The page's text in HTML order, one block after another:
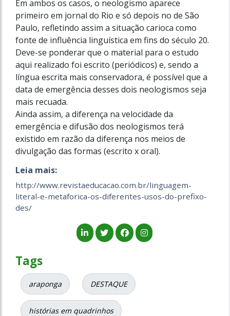
Em ambos os casos, o neologismo aparece
primeiro em jornal do Rio e só depois no de São
Paulo, refletindo assim a situação carioca como
fonte de influência linguística em fins do século 20.
Deve-se ponderar que o material para o estudo
aqui realizado foi escrito (periódicos) e, sendo a
língua escrita mais conservadora, é possível que a
data de emergência desses dois neologismos seja
mais recuada.
Ainda assim, a diferença na velocidade da
emergência e difusão dos neologismos terá
existido em razão da diferença nos meios de
divulgação das formas (escrito x oral).
Leia mais:
http://www.revistaeducacao.com.br/linguagem-
literal-e-metaforica-os-diferentes-usos-do-prefixo-
des/
Tags
araponga DESTAQUE
histórias em quadrinhos